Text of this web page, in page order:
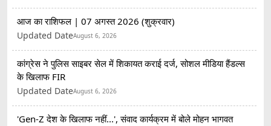
आज का राशिफल | 07 अगस्त 2026 (शुक्रवार)
Updated DateAugust 6, 2026
कांग्रेस ने पुलिस साइबर सेल में शिकायत कराई दर्ज, सोशल मीडिया हैंडल्स
के खिलाफ FIR
Updated DateAugust 6, 2026
'Gen-Z देश के खिलाफ नहीं...', संवाद कार्यक्रम में बोले मोहन भागवत